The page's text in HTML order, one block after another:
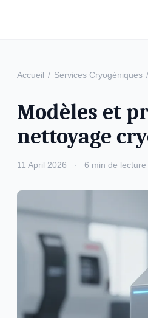
Accueil / Services Cryogéniques /
Modèles et
nettoyage
11 April 2026 · 6 min de lecture